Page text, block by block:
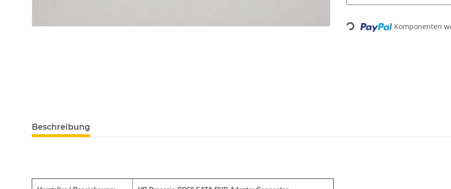
Loading... Komponenten
Beschreibung